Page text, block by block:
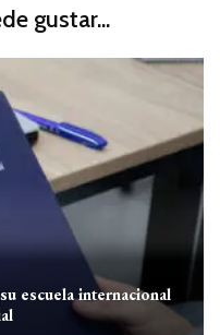
gustar...
escuela internacional